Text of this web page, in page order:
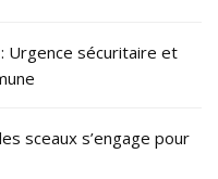
Urgence sécuritaire et
sceaux s’engage pour